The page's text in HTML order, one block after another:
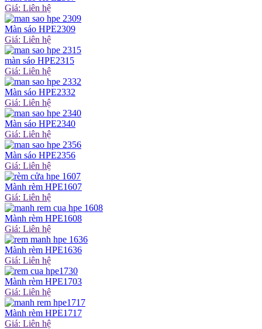
Giá: Liên hệ
Màn sáo HPE2309
Giá: Liên hệ
màn sáo HPE2315
Giá: Liên hệ
Màn sáo HPE2332
Giá: Liên hệ
Màn sáo HPE2340
Giá: Liên hệ
Màn sáo HPE2356
Giá: Liên hệ
Mành rèm HPE1607
Giá: Liên hệ
Mành rèm HPE1608
Giá: Liên hệ
Mành rèm HPE1636
Giá: Liên hệ
Mành rèm HPE1703
Giá: Liên hệ
Mành rèm HPE1717
Giá: Liên hệ